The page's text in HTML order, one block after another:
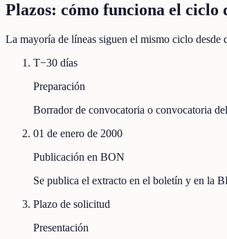
Plazos: cómo funciona el ciclo
La mayoría de líneas siguen el mismo ciclo desde
T−30 días
Preparación
Borrador de convocatoria o convocatoria
01 de enero de 2000
Publicación en BON
Se publica el extracto en el boletín y en la
Plazo de solicitud
Presentación